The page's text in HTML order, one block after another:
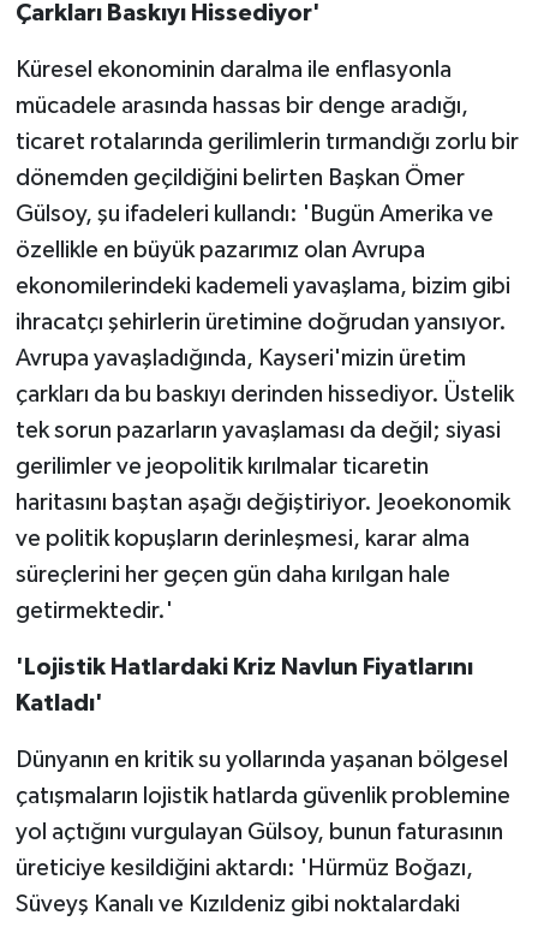
Çarkları Baskıyı Hissediyor'
Küresel ekonominin daralma ile enflasyonla
mücadele arasında hassas bir denge aradığı,
ticaret rotalarında gerilimlerin tırmandığı zorlu bir
dönemden geçildiğini belirten Başkan Ömer
Gülsoy, şu ifadeleri kullandı: 'Bugün Amerika ve
özellikle en büyük pazarımız olan Avrupa
ekonomilerindeki kademeli yavaşlama, bizim gibi
ihracatçı şehirlerin üretimine doğrudan yansıyor.
Avrupa yavaşladığında, Kayseri'mizin üretim
çarkları da bu baskıyı derinden hissediyor. Üstelik
tek sorun pazarların yavaşlaması da değil; siyasi
gerilimler ve jeopolitik kırılmalar ticaretin
haritasını baştan aşağı değiştiriyor. Jeoekonomik
ve politik kopuşların derinleşmesi, karar alma
süreçlerini her geçen gün daha kırılgan hale
getirmektedir.'
'Lojistik Hatlardaki Kriz Navlun Fiyatlarını
Katladı'
Dünyanın en kritik su yollarında yaşanan bölgesel
çatışmaların lojistik hatlarda güvenlik problemine
yol açtığını vurgulayan Gülsoy, bunun faturasının
üreticiye kesildiğini aktardı: 'Hürmüz Boğazı,
Süveyş Kanalı ve Kızıldeniz gibi noktalardaki